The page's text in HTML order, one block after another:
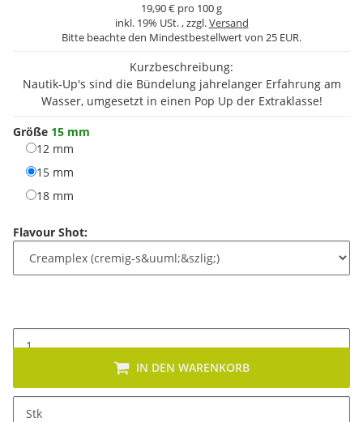
19,90 € pro 100 g
inkl. 19% USt. , zzgl.Versand
Bitte beachte den Mindestbestellwert von 25 EUR.
Kurzbeschreibung:
Nautik-Up's sind die Bündelung jahrelanger Erfahrung am
Wasser, umgesetzt in einen Pop Up der Extraklasse!
Größe 15 mm
12 mm
15 mm
18 mm
Flavour Shot:
Stk
IN DEN WARENKORB